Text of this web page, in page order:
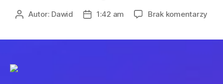
AutorAutor: Dawid
Data1:42 am Brak komentarzy